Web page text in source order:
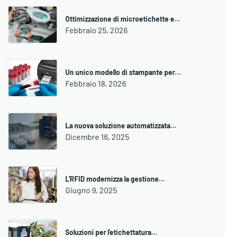
Ottimizzazione di microetichette e…
Febbraio 25, 2026
Un unico modello di stampante per…
Febbraio 18, 2026
La nuova soluzione automatizzata…
Dicembre 16, 2025
L'RFID modernizza la gestione…
Giugno 9, 2025
Soluzioni per l'etichettatura…